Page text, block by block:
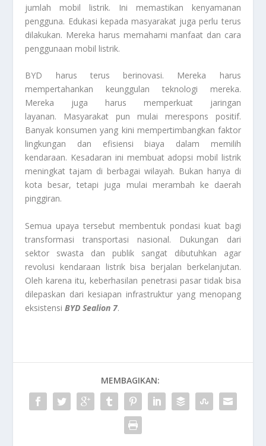
jumlah mobil listrik. Ini memastikan kenyamanan
pengguna. Edukasi kepada masyarakat juga perlu terus
dilakukan. Mereka harus memahami manfaat dan cara
penggunaan mobil listrik.
BYD harus terus berinovasi. Mereka harus
mempertahankan keunggulan teknologi mereka.
Mereka juga harus memperkuat jaringan
layanan. Masyarakat pun mulai merespons positif.
Banyak konsumen yang kini mempertimbangkan faktor
lingkungan dan efisiensi biaya dalam memilih
kendaraan. Kesadaran ini membuat adopsi mobil listrik
meningkat tajam di berbagai wilayah. Bukan hanya di
kota besar, tetapi juga mulai merambah ke daerah
pinggiran.
Semua upaya tersebut membentuk pondasi kuat bagi
transformasi transportasi nasional. Dukungan dari
sektor swasta dan publik sangat dibutuhkan agar
revolusi kendaraan listrik bisa berjalan berkelanjutan.
Oleh karena itu, keberhasilan penetrasi pasar tidak bisa
dilepaskan dari kesiapan infrastruktur yang menopang
eksistensiBYD Sealion 7.
MEMBAGIKAN: